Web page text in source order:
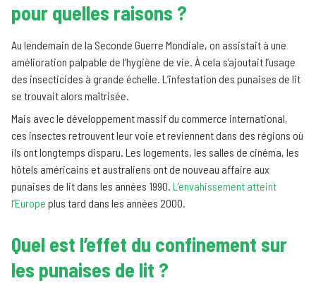
pour quelles raisons ?
Au lendemain de la Seconde Guerre Mondiale, on assistait à une
amélioration palpable de l’hygiène de vie. À cela s’ajoutait l’usage
des insecticides à grande échelle. L’infestation des punaises de lit
se trouvait alors maîtrisée.
Mais avec le développement massif du commerce international,
ces insectes retrouvent leur voie et reviennent dans des régions où
ils ont longtemps disparu. Les logements, les salles de cinéma, les
hôtels américains et australiens ont de nouveau affaire aux
punaises de lit dans les années 1990. L’envahissement atteint
l’Europe plus tard dans les années 2000.
Quel est l’effet du confinement sur
les punaises de lit ?